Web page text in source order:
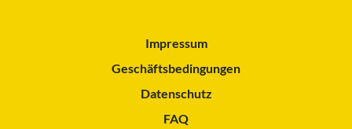
Impressum
Geschäftsbedingungen
Datenschutz
FAQ